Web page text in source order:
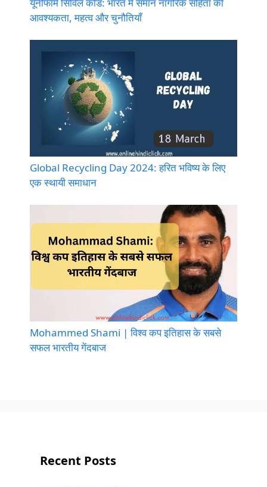
आवश्यकता, महत्व और चुनौतियाँ
Global Recycling Day 2024: हरित भविष्य के लिए
एक स्थायी समाधान
Mohammed Shami | विश्व कप इतिहास के सबसे
सफल भारतीय गेंदबाज
Recent Posts